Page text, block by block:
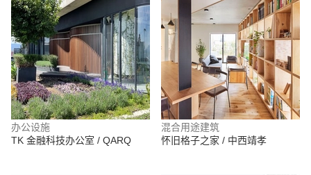
办公设施
TK 金融科技办公室 / QARQ
混合用途建筑
怀旧格子之家 / 中西靖孝